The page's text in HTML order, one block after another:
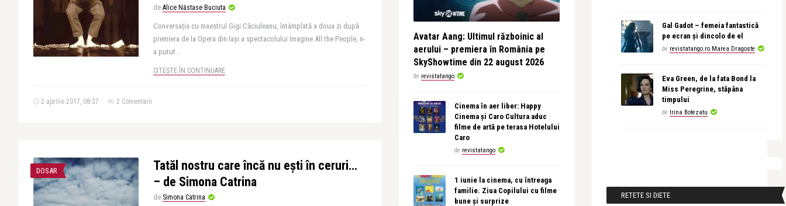
de Alice Năstase Buciuta
Conversația cu maestrul Gigi Căciuleanu, întâmplată a doua zi după
premiera de la Opera din Iași a spectacolului Imagine All the People, n-
a putut ..
CITEȘTE ÎN CONTINUARE
2 aprilie 2017, 08:37 2 Comentarii
DOSAR
Tatăl nostru care încă nu ești în ceruri…
– de Simona Catrina
de Simona Catrina
Avatar Aang: Ultimul războinic al
aerului – premiera în România pe
SkyShowtime din 22 august 2026
de revistatango
Cinema în aer liber: Happy
Cinema și Caro Cultura aduc
filme de artă pe terasa Hotelului
Caro
de revistatango
1 iunie la cinema, cu întreaga
familie. Ziua Copilului cu filme
bune și surprize
Gal Gadot – femeia fantastică
pe ecran și dincolo de el
de revistatango.ro Marea Dragoste
Eva Green, de la fata Bond la
Miss Peregrine, stăpâna
timpului
de Irina Botezatu
RETETE SI DIETE